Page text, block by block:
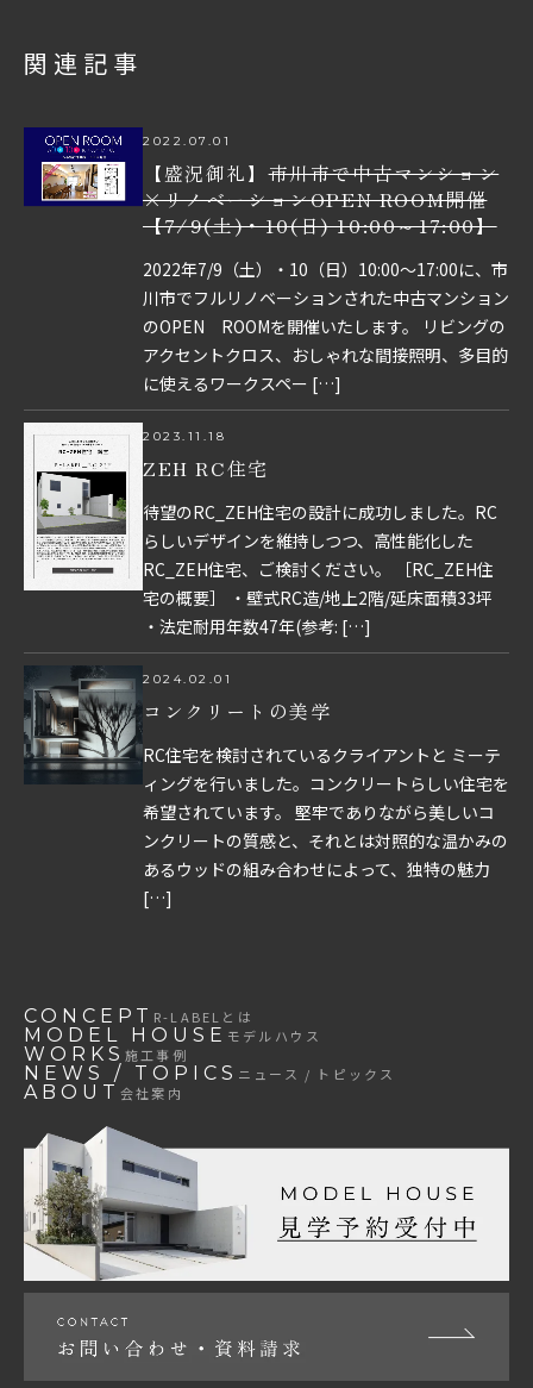
関連記事
2022.07.01
【盛況御礼】市川市で中古マンション
×リノベーションOPEN ROOM開催
【7/9(土)・10(日) 10:00～17:00】
2022年7/9（土）・10（日）10:00～17:00に、市
川市でフルリノベーションされた中古マンション
のOPEN ROOMを開催いたします。 リビングの
アクセントクロス、おしゃれな間接照明、多目的
に使えるワークスペー […]
2023.11.18
ZEH RC住宅
待望のRC_ZEH住宅の設計に成功しました。RC
らしいデザインを維持しつつ、高性能化した
RC_ZEH住宅、ご検討ください。 ［RC_ZEH住
宅の概要］ ・壁式RC造/地上2階/延床面積33坪
・法定耐用年数47年(参考: […]
2024.02.01
コンクリートの美学
RC住宅を検討されているクライアントと ミーテ
ィングを行いました。コンクリートらしい住宅を
希望されています。 堅牢でありながら美しいコ
ンクリートの質感と、それとは対照的な温かみの
あるウッドの組み合わせによって、独特の魅力
[…]
CONCEPT R-LABEL とは
MODEL HOUSE モデルハウス
WORKS 施工事例
NEWS / TOPICS ニュース / トピックス
ABOUT 会社案内